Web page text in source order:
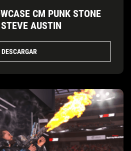
CM PUNK STONE
AUSTIN
DESCARGAR